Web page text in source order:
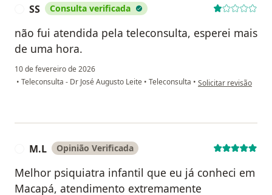
SS Consulta verificada
não fui atendida pela teleconsulta, esperei mais
de uma hora.
10 de fevereiro de 2026
• Teleconsulta - Dr José Augusto Leite • Teleconsulta • na opinião do
Solicitar revisão
M.L Opinião Verificada
Melhor psiquiatra infantil que eu já conheci em
Macapá, atendimento extremamente